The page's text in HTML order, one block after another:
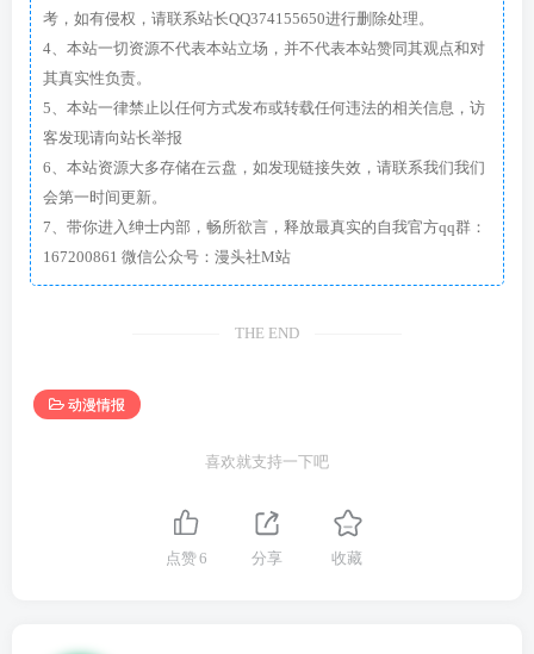
考，如有侵权，请联系站长QQ374155650进行删除处理。
4、本站一切资源不代表本站立场，并不代表本站赞同其观点和对
其真实性负责。
5、本站一律禁止以任何方式发布或转载任何违法的相关信息，访
客发现请向站长举报
6、本站资源大多存储在云盘，如发现链接失效，请联系我们我们
会第一时间更新。
7、带你进入绅士内部，畅所欲言，释放最真实的自我官方qq群：
167200861 微信公众号：漫头社M站
THE END
动漫情报
喜欢就支持一下吧
点赞6 分享 收藏